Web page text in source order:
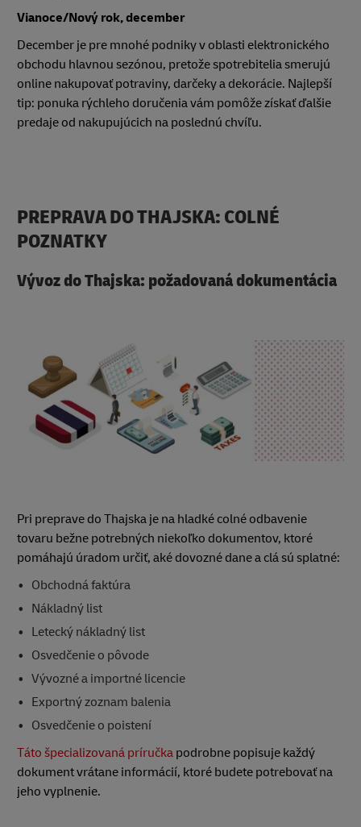
Vianoce/Nový rok, december
December je pre mnohé podniky v oblasti elektronického
obchodu hlavnou sezónou, pretože spotrebitelia smerujú
online nakupovať potraviny, darčeky a dekorácie. Najlepší
tip: ponuka rýchleho doručenia vám pomôže získať ďalšie
predaje od nakupujúcich na poslednú chvíľu.
PREPRAVA DO THAJSKA: COLNÉ
POZNATKY
Vývoz do Thajska: požadovaná dokumentácia
Pri preprave do Thajska je na hladké colné odbavenie
tovaru bežne potrebných niekoľko dokumentov, ktoré
pomáhajú úradom určiť, aké dovozné dane a clá sú splatné:
Obchodná faktúra
Nákladný list
Letecký nákladný list
Osvedčenie o pôvode
Vývozné a importné licencie
Exportný zoznam balenia
Osvedčenie o poistení
Táto špecializovaná príručka podrobne popisuje každý
dokument vrátane informácií, ktoré budete potrebovať na
jeho vyplnenie.